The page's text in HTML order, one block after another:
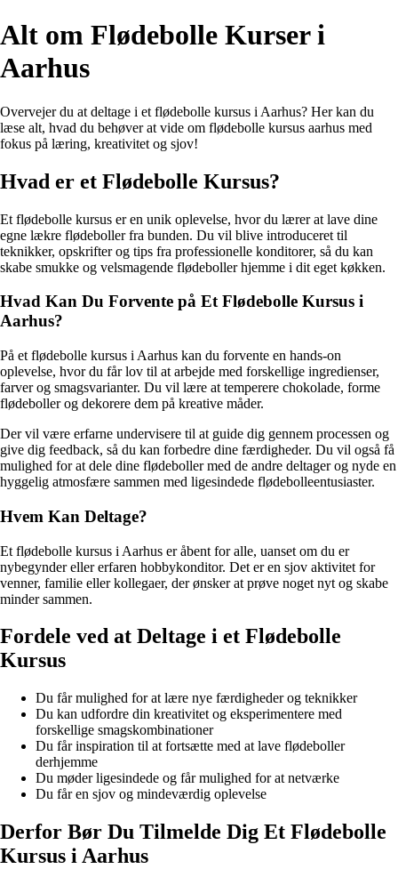
Alt om Flødebolle Kurser i
Aarhus
Overvejer du at deltage i et flødebolle kursus i Aarhus? Her kan du
læse alt, hvad du behøver at vide om flødebolle kursus aarhus med
fokus på læring, kreativitet og sjov!
Hvad er et Flødebolle Kursus?
Et flødebolle kursus er en unik oplevelse, hvor du lærer at lave dine
egne lækre flødeboller fra bunden. Du vil blive introduceret til
teknikker, opskrifter og tips fra professionelle konditorer, så du kan
skabe smukke og velsmagende flødeboller hjemme i dit eget køkken.
Hvad Kan Du Forvente på Et Flødebolle Kursus i
Aarhus?
På et flødebolle kursus i Aarhus kan du forvente en hands-on
oplevelse, hvor du får lov til at arbejde med forskellige ingredienser,
farver og smagsvarianter. Du vil lære at temperere chokolade, forme
flødeboller og dekorere dem på kreative måder.
Der vil være erfarne undervisere til at guide dig gennem processen og
give dig feedback, så du kan forbedre dine færdigheder. Du vil også få
mulighed for at dele dine flødeboller med de andre deltager og nyde en
hyggelig atmosfære sammen med ligesindede flødebolleentusiaster.
Hvem Kan Deltage?
Et flødebolle kursus i Aarhus er åbent for alle, uanset om du er
nybegynder eller erfaren hobbykonditor. Det er en sjov aktivitet for
venner, familie eller kollegaer, der ønsker at prøve noget nyt og skabe
minder sammen.
Fordele ved at Deltage i et Flødebolle
Kursus
Du får mulighed for at lære nye færdigheder og teknikker
Du kan udfordre din kreativitet og eksperimentere med
forskellige smagskombinationer
Du får inspiration til at fortsætte med at lave flødeboller
derhjemme
Du møder ligesindede og får mulighed for at netværke
Du får en sjov og mindeværdig oplevelse
Derfor Bør Du Tilmelde Dig Et Flødebolle
Kursus i Aarhus